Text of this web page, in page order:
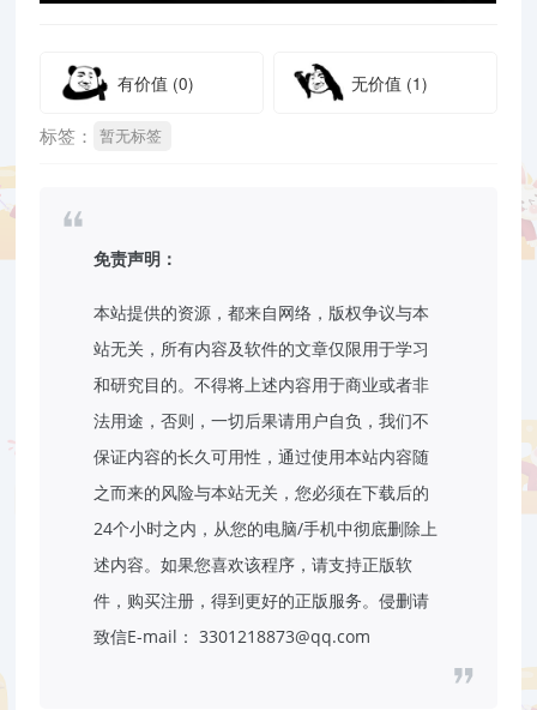
有价值 (0) 无价值 (1)
标签： 暂无标签
免责声明：
本站提供的资源，都来自网络，版权争议与本
站无关，所有内容及软件的文章仅限用于学习
和研究目的。不得将上述内容用于商业或者非
法用途，否则，一切后果请用户自负，我们不
保证内容的长久可用性，通过使用本站内容随
之而来的风险与本站无关，您必须在下载后的
24个小时之内，从您的电脑/手机中彻底删除上
述内容。如果您喜欢该程序，请支持正版软
件，购买注册，得到更好的正版服务。侵删请
致信E-mail： 3301218873@qq.com